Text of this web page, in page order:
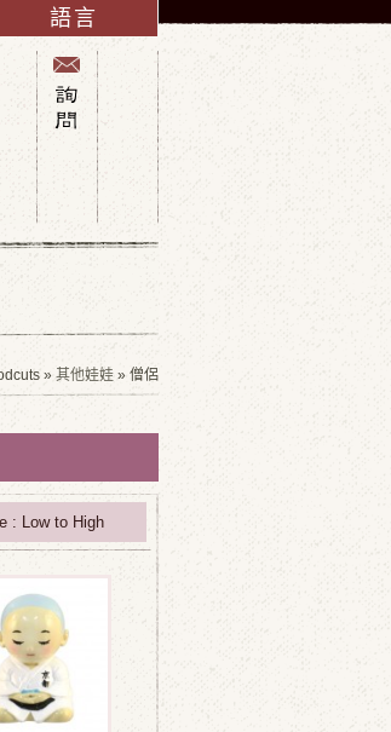
語言
英語
法語
義大利語
西班牙語
德語
中文(簡體字)
俄語
中文(繁體字)
韓語
» 其他娃娃 » 僧侶
: Low to High